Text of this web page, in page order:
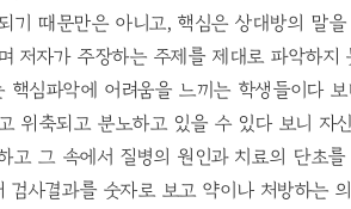
기 때문만은 아니고, 핵심은 상대방의 말
저자가 주장하는 주제를 제대로 파악하지
심파악에 어려움을 느끼는 학생들이다
위축되고 분노하고 있을 수 있다 보니 자
고 그 속에서 질병의 원인과 치료의 단초
검사결과를 숫자로 보고 약이나 처방하는